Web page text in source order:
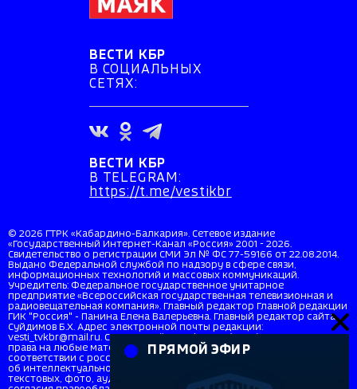
ВЕСТИ КБР
В СОЦИАЛЬНЫХ
СЕТЯХ:
ВЕСТИ КБР
В TELEGRAM:
https://t.me/vestikbr
© 2026 ГТРК «Кабардино-Балкария». Сетевое издание
«Государственный Интернет-Канал «Россия» 2001 - 2026.
Свидетельство о регистрации СМИ Эл № ФС 77-59166 от 22.08.2014.
Выдано Федеральной службой по надзору в сфере связи,
информационных технологий и массовых коммуникаций.
Учредитель: Федеральное государственное унитарное
предприятие «Всероссийская государственная телевизионная и
радиовещательная компания». Главный редактор Главной редакции
ГИК "Россия" - Панина Елена Валерьевна. Главный редактор сайта
Суйдимов Б.Х. Адрес электронной почты редакции:
vesti_tvkbr@mail.ru. Справочный телефон: +7 (8662) 40-36-33. Все
права на любые материалы, опубликованные на сайте, защищены в
соответствии с российским и международным законодательством
об интеллектуальной собственности. Любое использование
текстовых, фото, аудио и видеоматериалов возможно только с
ПРЯМОЙ ЭФИР